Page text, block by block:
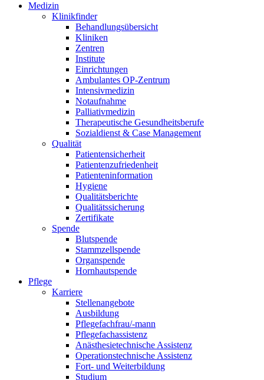
Medizin
Klinikfinder
Behandlungsübersicht
Kliniken
Zentren
Institute
Einrichtungen
Ambulantes OP-Zentrum
Intensivmedizin
Notaufnahme
Palliativmedizin
Therapeutische Gesundheitsberufe
Sozialdienst & Case Management
Qualität
Patientensicherheit
Patientenzufriedenheit
Patienteninformation
Hygiene
Qualitätsberichte
Qualitätssicherung
Zertifikate
Spende
Blutspende
Stammzellspende
Organspende
Hornhautspende
Pflege
Karriere
Stellenangebote
Ausbildung
Pflegefachfrau/-mann
Pflegefachassistenz
Anästhesietechnische Assistenz
Operationstechnische Assistenz
Fort- und Weiterbildung
Studium